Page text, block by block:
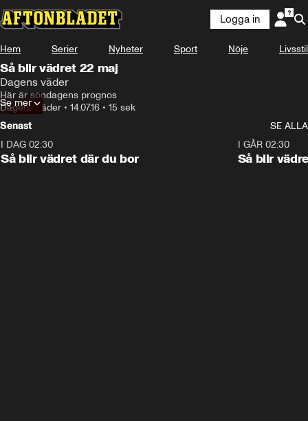
Logga in
Hem Serier Nyheter Sport Nöje Livsstil
Så blir vädret 22 maj
Dagens väder
Här är söndagens prognos
Dagens väder • 14.07.16 • 15 sek
Se mer
Senast
SE ALLA
I DAG 02:30
Så blir vädret där du bor
I GÅR 02:30
Så blir